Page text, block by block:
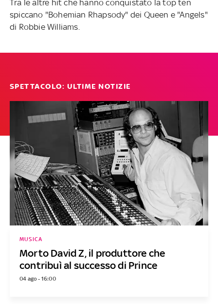
Tra le altre hit che hanno conquistato la top ten
spiccano "Bohemian Rhapsody" dei Queen e "Angels"
di Robbie Williams.
SPETTACOLO: ULTIME NOTIZIE
Morto David Z, il produttore che
contribuì al successo di Prince
MUSICA
04 ago - 16:00